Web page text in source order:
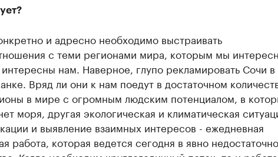
и адресно необходимо выстраивать
с теми регионами мира, которым мы
нам. Наверное, глупо рекламировать Сочи в
Вряд ли они к нам поедут в достаточном
в мире с огромным людским потенциалом, в
моря, другая экологическая и климатическая
и выявление взаимных интересов - ежедневная
работа, которая ведется сегодня в явно